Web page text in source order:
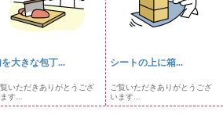
を大きな包丁...
覧いただきありがとうござ
す...
シートの上に箱...
ご覧いただきありがとうござ
います...